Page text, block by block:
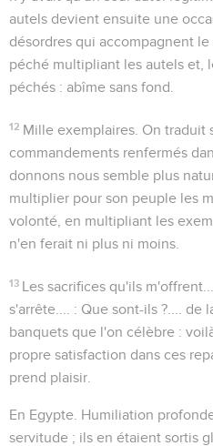
autels devient ensuite une
désordres qui accompagnent
péché multipliant les autels et,
péchés : abîme sans fond.
12 Mille exemplaires . On
commandements renfermés
donnons nous semble plus
multiplier pour son peuple les
volonté, en multipliant les
n'en ferait ni plus ni moins.
13 Les sacrifices qu'ils m'offrent...
s'arrête.... : Que sont-ils ?.... de
banquets que l'on célèbre :
propre satisfaction dans ces
prend plaisir.
En Egypte . Humiliation
servitude ; ils en étaient sortis